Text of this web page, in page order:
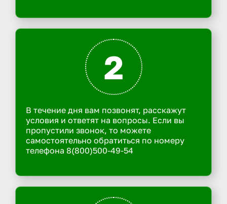
2
В течение дня вам позвонят, расскажут
условия и ответят на вопросы. Если вы
пропустили звонок, то можете
самостоятельно обратиться по номеру
телефона 8(800)500-49-54